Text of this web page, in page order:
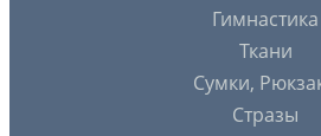
Гимнастика
Ткани
Сумки,
Стразы